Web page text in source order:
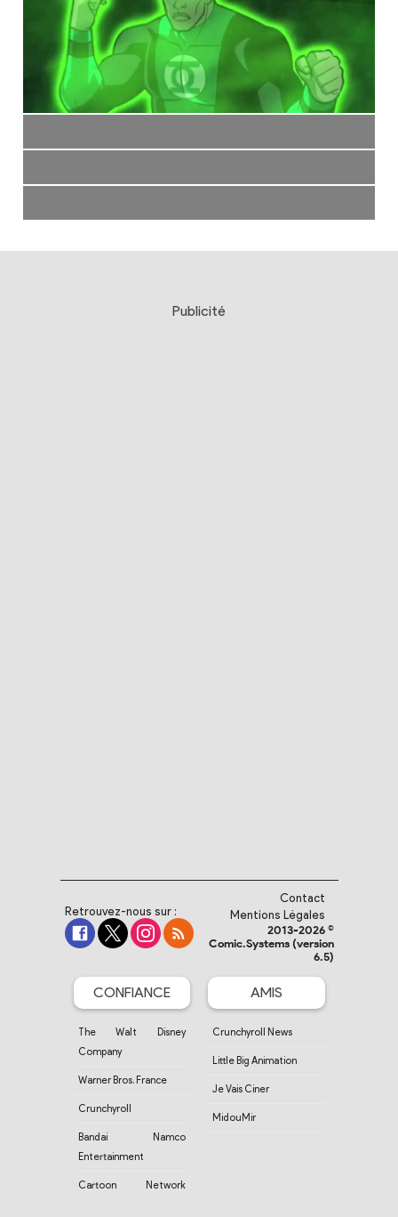
Publicité
Retrouvez-nous sur :
Contact
Mentions Légales
2013-2026 ©
Comic.Systems (version
6.5)
CONFIANCE
The Walt Disney
Company
Warner Bros. France
Crunchyroll
Bandai Namco
Entertainment
Cartoon Network
AMIS
Crunchyroll News
Little Big Animation
Je Vais Ciner
MidouMir